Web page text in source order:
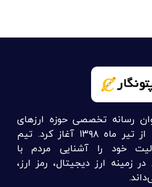
رسانه تخصصی حوزه ارزهای
دیجیتال، فعالیت خود را از تیر ماه ۱۳۹۸ آغاز کرد. تیم
خود را آشنایی مردم با
زمینه ارز دیجیتال، رمز ارز،